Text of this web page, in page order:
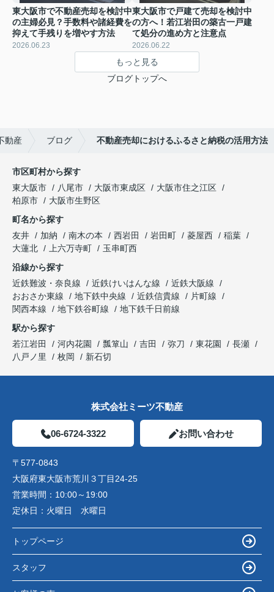
東大阪市で不動産売却を検討中
の主婦必見？手数料や諸経費を
抑えて手残りを増やす方法
2026.06.23
東大阪市で戸建て売却を検討中
の方へ！若江岩田の築古一戸建
て処分の進め方と注意点
2026.06.22
もっと見る
ブログトップへ
動産 ブログ 不動産売却におけるふるさと納税の活用方法
市区町村から探す
東大阪市
八尾市 大阪市東成区
大阪市住之江区
柏原市
大阪市生野区
町名から探す
友井
加納 南木の本 西岩田 岩田町 菱屋西
稲葉
大蓮北
上六万寺町
玉串町西
沿線から探す
近鉄難波・奈良線
近鉄けいはんな線
近鉄大阪線
おおさか東線
地下鉄中央線 近鉄信貴線
片町線
関西本線
地下鉄谷町線
地下鉄千日前線
駅から探す
若江岩田
河内花園 瓢箪山 吉田 弥刀 東花園
長瀬
八戸ノ里
枚岡 新石切
株式会社ミーツ不動産
06-6724-3322 お問い合わせ
〒577-0843
大阪府東大阪市荒川３丁目24-25
営業時間： 10:00～19:00
定休日： 火曜日 水曜日
トップページ
スタッフ